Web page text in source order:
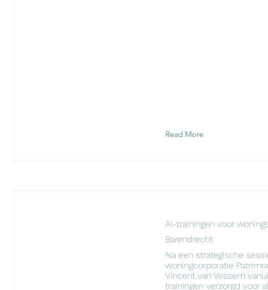
Read More
AI-trainingen voor
Barendrecht
Na een strategische
woningcorporatie
Vincent van Vessem
trainingen verzorgd voor